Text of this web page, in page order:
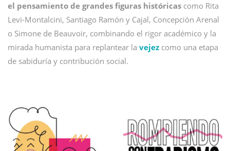
el pensamiento de grandes figuras históricas como Rita
Levi-Montalcini, Santiago Ramón y Cajal, Concepción Arenal
o Simone de Beauvoir, combinando el rigor académico y la
mirada humanista para replantear la vejez como una etapa
de sabiduría y contribución social.